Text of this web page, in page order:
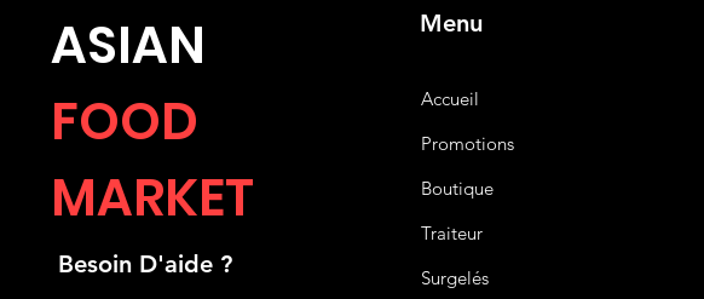
ASIAN
FOOD
MARKET
Besoin D'aide ?
Menu
Accueil
Promotions
Boutique
Traiteur
Surgelés